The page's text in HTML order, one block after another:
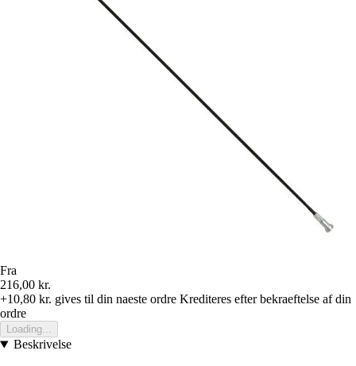
Fra
216,00 kr.
+10,80 kr. gives til din naeste ordre Krediteres efter bekraeftelse af din
ordre
Loading...
Beskrivelse